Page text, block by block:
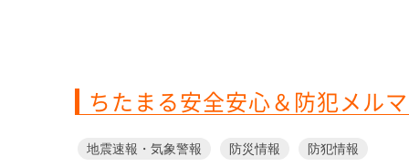
ちたまる安全安心＆防犯メル
地震速報・気象警報 防災情報 防犯情報